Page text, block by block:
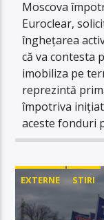
Moscova
Euroclear,
înghețarea
că va contesta
imobiliza pe
reprezintă
împotriva
aceste fonduri
EXTERNE STIRI